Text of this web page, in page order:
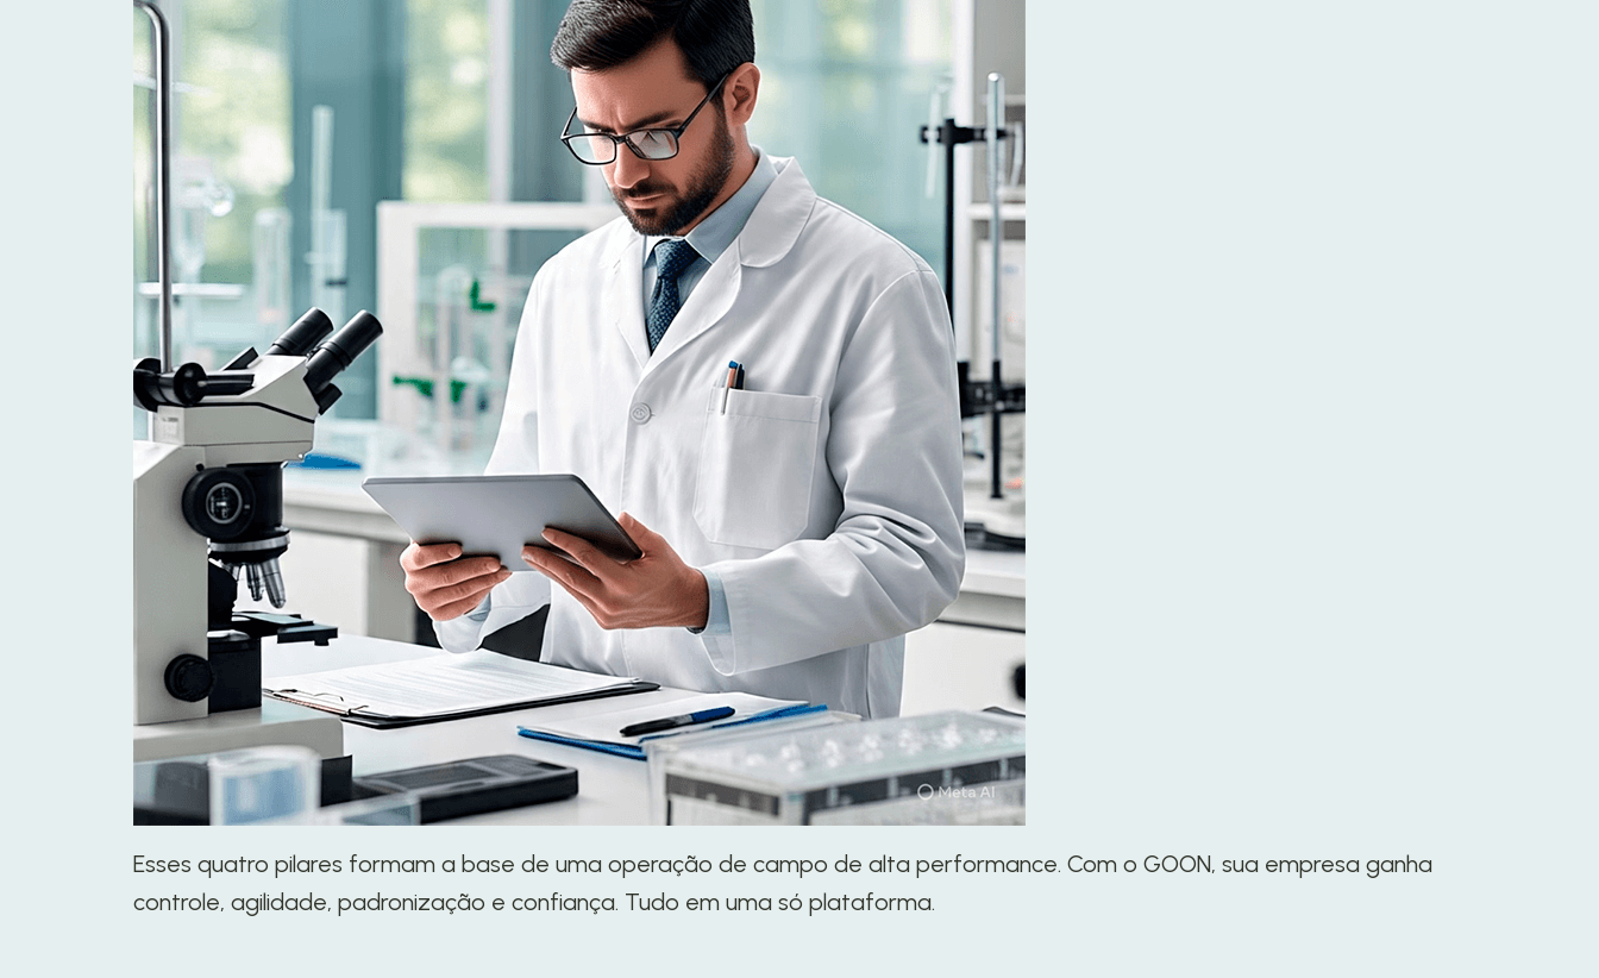
Esses quatro pilares formam a base de uma operação de campo de alta performance. Com o GOON, sua empresa ganha
controle, agilidade, padronização e confiança. Tudo em uma só plataforma.